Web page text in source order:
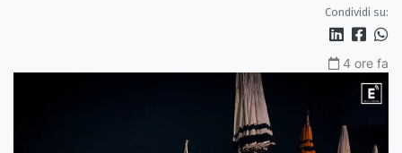
Condividi su:
4 ore fa